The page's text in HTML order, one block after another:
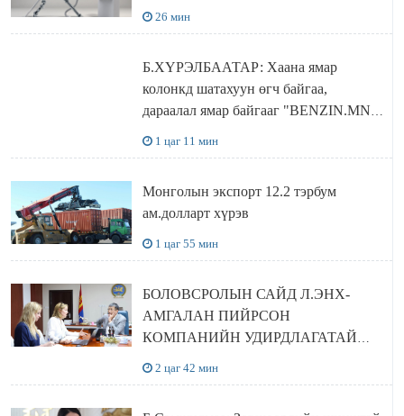
26 мин
Б.ХҮРЭЛБААТАР: Хаана ямар
колонкд шатахуун өгч байгаа,
дараалал ямар байгааг "BENZIN.MN”
сайтаас харах боломжтой
1 цаг 11 мин
Монголын экспорт 12.2 тэрбум
ам.долларт хүрэв
1 цаг 55 мин
БОЛОВСРОЛЫН САЙД Л.ЭНХ-
АМГАЛАН ПИЙРСОН
КОМПАНИЙН УДИРДЛАГАТАЙ
УУЛЗЛАА
2 цаг 42 мин